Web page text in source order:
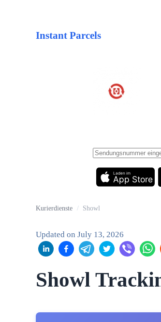
Instant Parcels
App Store
Laden im
Kurierdienste / Showl
Updated onJuly 13, 2026
Showl